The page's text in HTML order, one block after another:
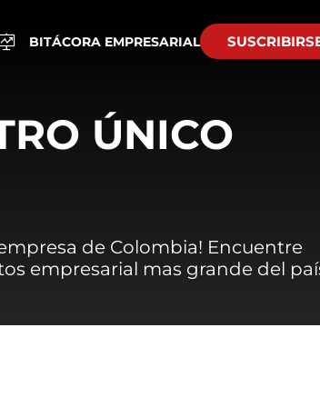
BITÁCORA EMPRESARIAL
ÚNICO
de Colombia! Encuentre
empresarial mas grande del